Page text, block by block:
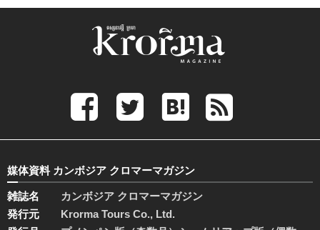
媒体資料 カンボジア クロマーマガジン
雑誌名
カンボジア クロマーマガジン
発行元
Krorma Tours Co., Ltd.